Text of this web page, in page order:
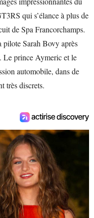
qui s’élance à plus de
de Spa Francorchamps.
Sarah Bovy après
Le prince Aymeric et le
automobile, dans de
très discrets.